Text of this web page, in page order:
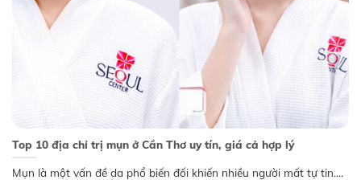
Top 10 địa chỉ trị mụn ở Cần Thơ uy tín, giá cả hợp lý
Mụn là một vấn đề da phổ biến đối khiến nhiều người mất tự tin....